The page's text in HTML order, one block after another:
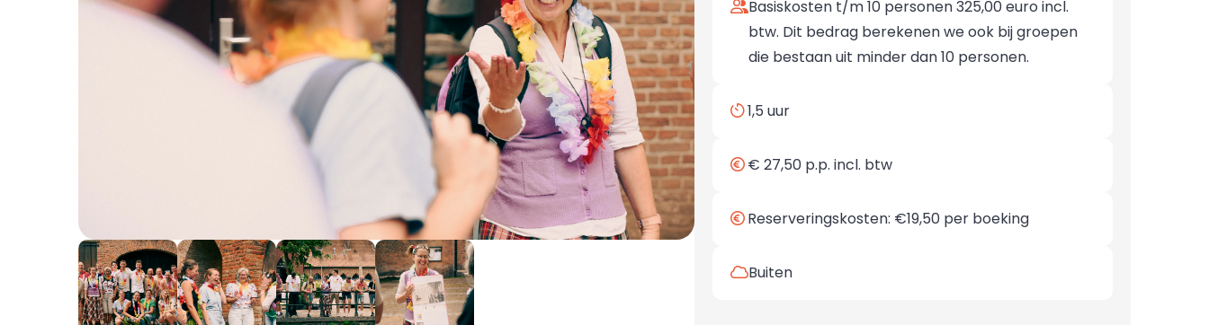
Basiskosten t/m 10 personen 325,00 euro incl.
btw. Dit bedrag berekenen we ook bij groepen
die bestaan uit minder dan 10 personen.
1,5 uur
€ 27,50 p.p. incl. btw
Reserveringskosten: €19,50 per boeking
Buiten